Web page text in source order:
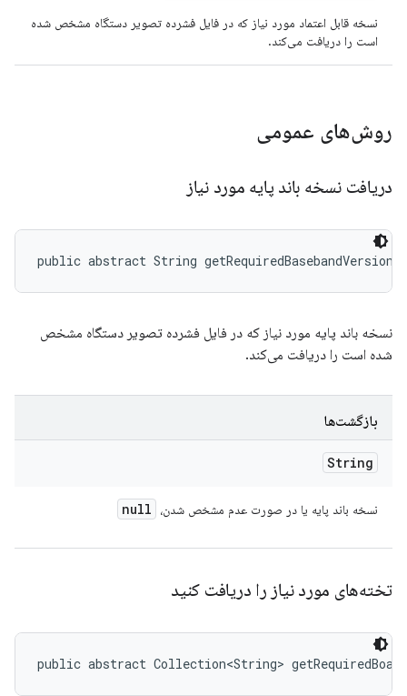
نسخه قابل اعتماد مورد نیاز که در فایل فشرده تصویر دستگاه مشخص شده
است را دریافت می‌کند.
روش‌های عمومی
دریافت نسخه باند پایه مورد نیاز
public abstract String getRequiredBasebandVersion
نسخه باند پایه مورد نیاز که در فایل فشرده تصویر دستگاه مشخص
شده است را دریافت می‌کند.
بازگشت‌ها
String
نسخه باند پایه یا در صورت عدم مشخص شدن، null
تخته‌های مورد نیاز را دریافت کنید
public abstract Collection<String>